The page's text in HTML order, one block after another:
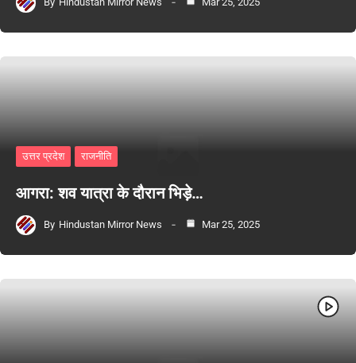
उत्तर प्रदेश राजनीति
आगरा: शव यात्रा के दौरान भिड़े…
By Hindustan Mirror News Mar 25, 2025